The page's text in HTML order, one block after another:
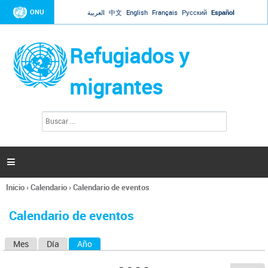
Jump to navigation
ONU العربية 中文 English Français Русский Español
Refugiados y
migrantes
l
s

Se
usted
Inicio›Calendario›Calendario de eventos
Calendario de eventos
Mes Día Año